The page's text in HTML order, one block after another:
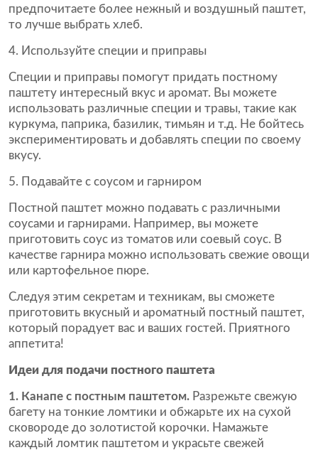
предпочитаете более нежный и воздушный паштет,
то лучше выбрать хлеб.
4. Используйте специи и приправы
Специи и приправы помогут придать постному
паштету интересный вкус и аромат. Вы можете
использовать различные специи и травы, такие как
куркума, паприка, базилик, тимьян и т.д. Не бойтесь
экспериментировать и добавлять специи по своему
вкусу.
5. Подавайте с соусом и гарниром
Постной паштет можно подавать с различными
соусами и гарнирами. Например, вы можете
приготовить соус из томатов или соевый соус. В
качестве гарнира можно использовать свежие овощи
или картофельное пюре.
Следуя этим секретам и техникам, вы сможете
приготовить вкусный и ароматный постный паштет,
который порадует вас и ваших гостей. Приятного
аппетита!
Идеи для подачи постного паштета
1. Канапе с постным паштетом. Разрежьте свежую
багету на тонкие ломтики и обжарьте их на сухой
сковороде до золотистой корочки. Намажьте
каждый ломтик паштетом и украсьте свежей